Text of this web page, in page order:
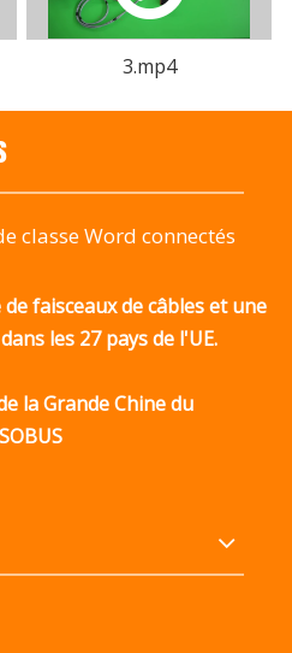
3.mp4
classe Word connectés
faisceaux de câbles et une
les 27 pays de l'UE.
la Grande Chine du